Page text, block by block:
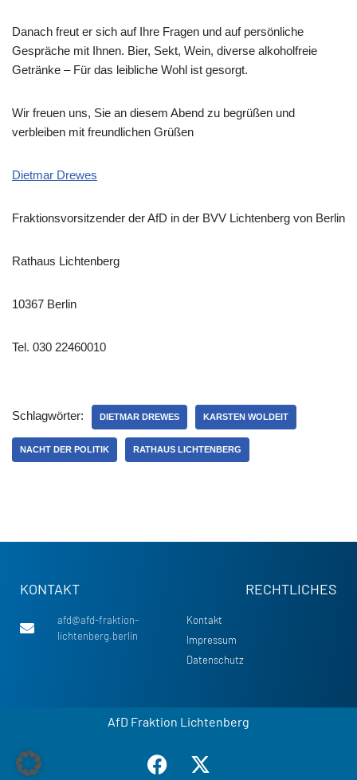
Danach freut er sich auf Ihre Fragen und auf persönliche
Gespräche mit Ihnen. Bier, Sekt, Wein, diverse alkoholfreie
Getränke – Für das leibliche Wohl ist gesorgt.
Wir freuen uns, Sie an diesem Abend zu begrüßen und
verbleiben mit freundlichen Grüßen
Dietmar Drewes
Fraktionsvorsitzender der AfD in der BVV Lichtenberg von Berlin
Rathaus Lichtenberg
10367 Berlin
Tel. 030 22460010
Schlagwörter: DIETMAR DREWES KARSTEN WOLDEIT
NACHT DER POLITIK RATHAUS LICHTENBERG
KONTAKT
afd@afd-fraktion-
lichtenberg.berlin
RECHTLICHES
Kontakt
Impressum
Datenschutz
AfD Fraktion Lichtenberg